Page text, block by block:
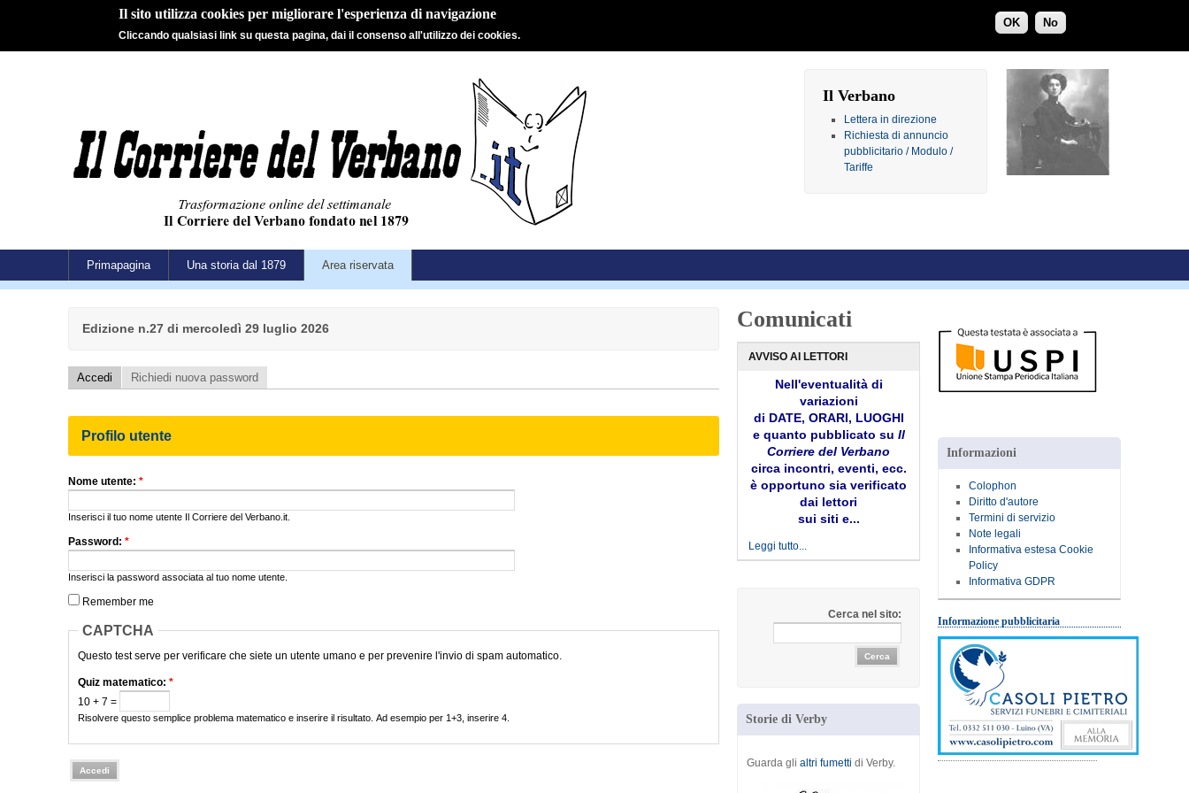
Il sito utilizza cookies per migliorare l'esperienza di navigazione
Cliccando qualsiasi link su questa pagina, dai il consenso all'utilizzo dei cookies.
OK No
Il Verbano
Lettera in direzione
Richiesta di annuncio
pubblicitario / Modulo /
Tariffe
Primapagina Una storia dal 1879 Area riservata
Informazioni
Colophon
Diritto d'autore
Termini di servizio
Note legali
Informativa estesa Cookie
Policy
Informativa GDPR
Informazione pubblicitaria
Edizione n.27 di mercoledì 29 luglio 2026
Accedi Richiedi nuova password
Profilo utente
Nome utente:*
Inserisci il tuo nome utente Il Corriere del Verbano.it.
Password:*
Inserisci la password associata al tuo nome utente.
Remember me
CAPTCHA
Questo test serve per verificare che siete un utente umano e per prevenire l'invio di spam automatico.
Quiz matematico:*
10 + 7 =
Risolvere questo semplice problema matematico e inserire il risultato. Ad esempio per 1+3, inserire 4.
Comunicati
AVVISO AI LETTORI
Nell'eventualità di
variazioni
di DATE, ORARI, LUOGHI
e quanto pubblicato su Il
Corriere del Verbano
circa incontri, eventi, ecc.
è opportuno sia verificato
dai lettori
sui siti e...
Leggi tutto...
Cerca nel sito:
Storie di Verby
Guarda glialtri fumetti di Verby.